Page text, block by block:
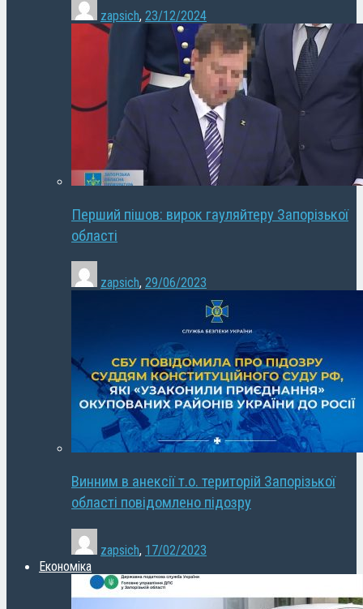
zapsich, 23/12/2024
Перший пішов: вирок гауляйтеру Запорізької
області
zapsich, 29/06/2023
Винним в анексії т.о. територій Запорізької
області повідомлено підозру
zapsich, 17/02/2023
Економіка